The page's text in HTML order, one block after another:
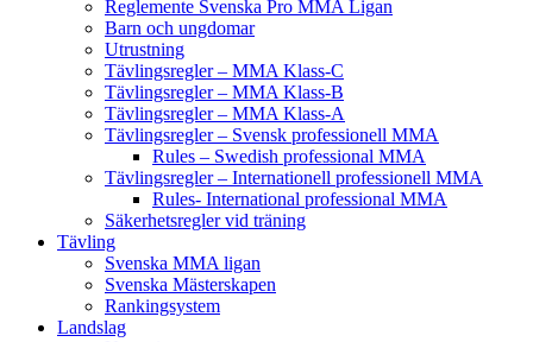
Reglemente Svenska Pro MMA Ligan
Barn och ungdomar
Utrustning
Tävlingsregler – MMA Klass-C
Tävlingsregler – MMA Klass-B
Tävlingsregler – MMA Klass-A
Tävlingsregler – Svensk professionell MMA
Rules – Swedish professional MMA
Tävlingsregler – Internationell professionell MMA
Rules- International professional MMA
Säkerhetsregler vid träning
Tävling
Svenska MMA ligan
Svenska Mästerskapen
Rankingsystem
Landslag